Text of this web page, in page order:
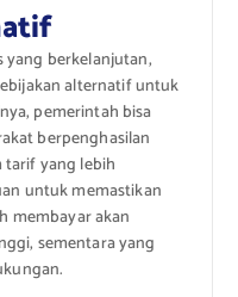
yang berkelanjutan,
alternatif untuk
pemerintah bisa
berpenghasilan
tarif yang lebih
untuk memastikan
membayar akan
sementara yang